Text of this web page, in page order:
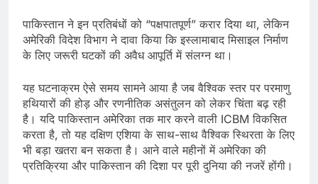
पाकिस्तान ने इन प्रतिबंधों को “पक्षपातपूर्ण” करार दिया था, लेकिन
अमेरिकी विदेश विभाग ने दावा किया कि इस्लामाबाद मिसाइल निर्माण
के लिए जरूरी घटकों की अवैध आपूर्ति में संलग्न था।
यह घटनाक्रम ऐसे समय सामने आया है जब वैश्विक स्तर पर परमाणु
हथियारों की होड़ और रणनीतिक असंतुलन को लेकर चिंता बढ़ रही
है। यदि पाकिस्तान अमेरिका तक मार करने वाली ICBM विकसित
करता है, तो यह दक्षिण एशिया के साथ-साथ वैश्विक स्थिरता के लिए
भी बड़ा खतरा बन सकता है। आने वाले महीनों में अमेरिका की
प्रतिक्रिया और पाकिस्तान की दिशा पर पूरी दुनिया की नजरें होंगी।